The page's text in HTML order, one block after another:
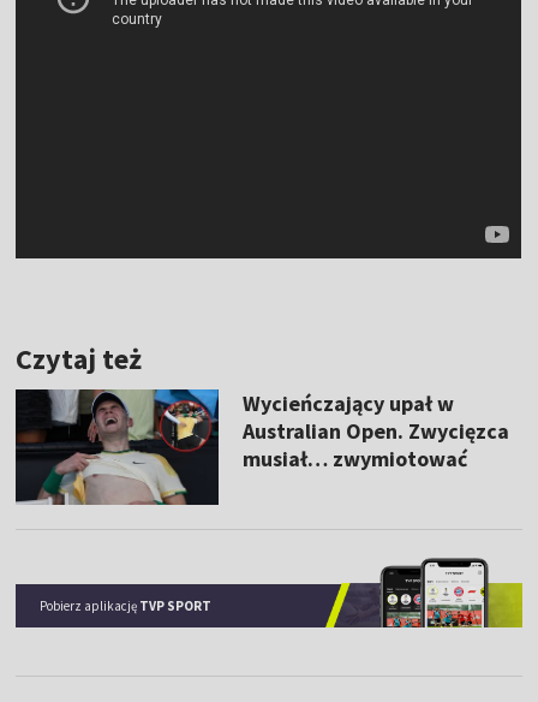
Czytaj też
Wycieńczający upał w
Australian Open. Zwycięzca
musiał… zwymiotować
Pobierz aplikację TVP SPORT